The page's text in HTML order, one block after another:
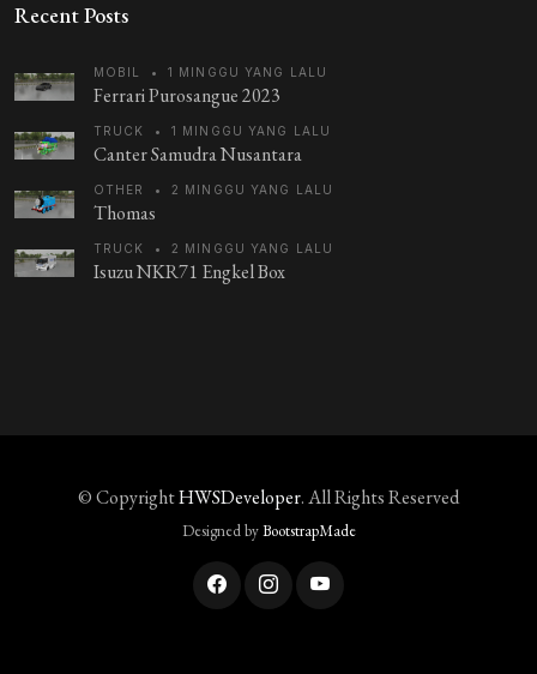
Recent Posts
MOBIL • 1 MINGGU YANG LALU
Ferrari Purosangue 2023
TRUCK • 1 MINGGU YANG LALU
Canter Samudra Nusantara
OTHER • 2 MINGGU YANG LALU
Thomas
TRUCK • 2 MINGGU YANG LALU
Isuzu NKR71 Engkel Box
© CopyrightHWSDeveloper. All Rights Reserved
Designed byBootstrapMade